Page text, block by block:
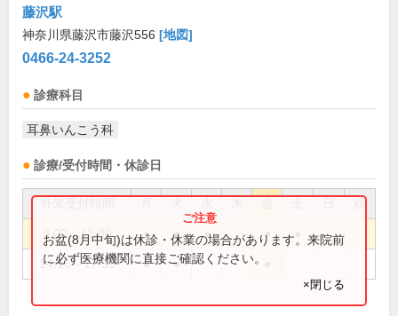
藤沢駅
神奈川県藤沢市藤沢556 [地図]
0466-24-3252
診療科目
耳鼻いんこう科
診療/受付時間・休診日
祝
9:00～12:00 ● ● ● ●
14:15～17:30 ● ●
お盆(8月中旬)は休診・休業の場合があります。来院前
に必ず医療機関に直接ご確認ください。
×閉じる